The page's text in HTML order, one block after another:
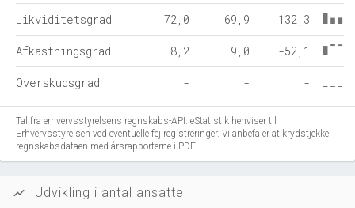
Likviditetsgrad 72,0 69,9 132,3
Afkastningsgrad 8,2 9,0 -52,1
Overskudsgrad - - -
Tal fra erhvervsstyrelsens regnskabs-API. eStatistik henviser til
Erhvervsstyrelsen ved eventuelle fejlregistreringer. Vi anbefaler at krydstjekke
regnskabsdataen med årsrapporterne i PDF.
show_chart Udvikling i antal ansatte